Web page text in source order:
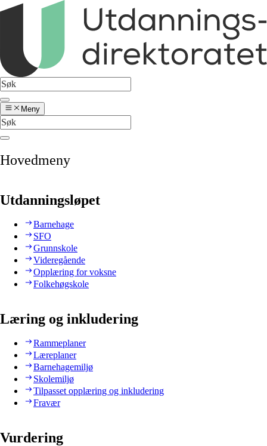
Meny
Hovedmeny
Utdanningsløpet
Barnehage
SFO
Grunnskole
Videregående
Opplæring for voksne
Folkehøgskole
Læring og inkludering
Rammeplaner
Læreplaner
Barnehagemiljø
Skolemiljø
Tilpasset opplæring og inkludering
Fravær
Vurdering